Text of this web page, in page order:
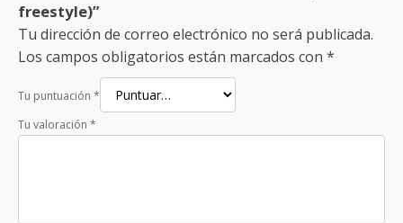
freestyle)”
Tu dirección de correo electrónico no será publicada.
Los campos obligatorios están marcados con *
Tu puntuación *
Tu valoración *